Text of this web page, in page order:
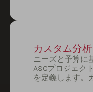
カスタム分析
ニーズと予算に
ASOプロジェク
を定義します。